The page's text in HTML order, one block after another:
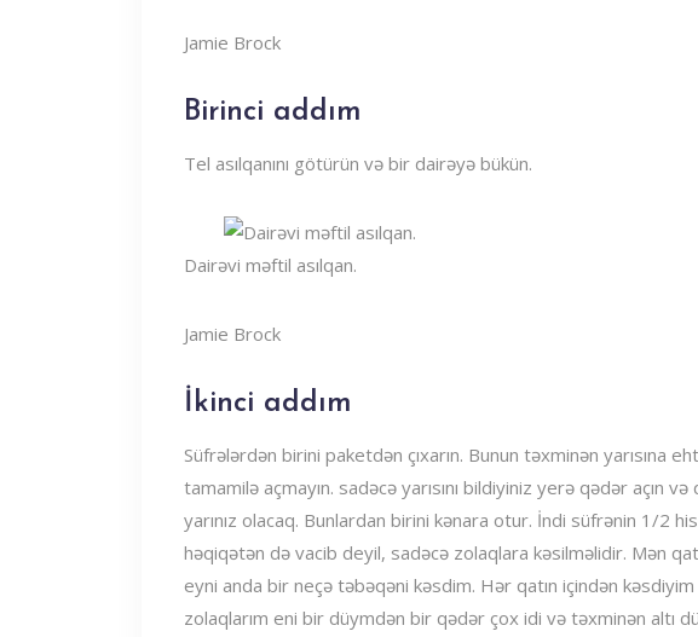
Jamie Brock
Birinci addım
Tel asılqanını götürün və bir dairəyə bükün.
Dairəvi məftil asılqan.
Jamie Brock
İkinci addım
Süfrələrdən birini paketdən çıxarın. Bunun təxminən yarısına
tamamilə açmayın. sadəcə yarısını bildiyiniz yerə qədər açın
yarınız olacaq. Bunlardan birini kənara otur. İndi süfrənin 1/2
həqiqətən də vacib deyil, sadəcə zolaqlara kəsilməlidir. Mən
eyni anda bir neçə təbəqəni kəsdim. Hər qatın içindən kəsdiyim
zolaqlarım eni bir düymdən bir qədər çox idi və təxminən altı